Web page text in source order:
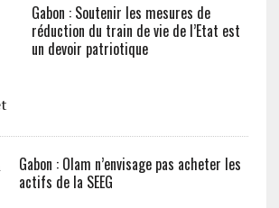
Gabon : Soutenir les mesures de
réduction du train de vie de l’Etat est
un devoir patriotique
Gabon : Olam n’envisage pas acheter les
actifs de la SEEG